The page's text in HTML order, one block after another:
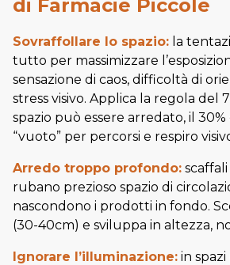
di Farmacie Piccole
Sovraffollare lo spazio: la
tutto per massimizzare
sensazione di caos, difficoltà di
stress visivo. Applica la regola del
spazio può essere arredato, il
“vuoto” per percorsi e respiro
Arredo troppo profondo:
rubano prezioso spazio di
nascondono i prodotti in fondo.
(30-40cm) e sviluppa in altezza,
Ignorare l’illuminazione: in